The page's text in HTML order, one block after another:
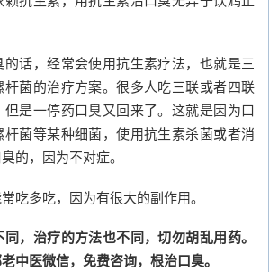
话，经常会使用抗生素疗法，也就是三
菌的治疗方案。很多人吃三联或者四联
是一停药口臭又回来了。这就是因为口
菌等某种细菌，使用抗生素杀菌或者消
的，因为不对症。
吃多吃，因为有很大的副作用。
，治疗的方法也不同，切勿胡乱用药。
中医微信，免费咨询，根治口臭。